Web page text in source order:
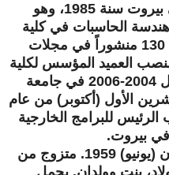
انضم إلى الجامعة الأميركية في بيروت سنة 1985، وهو
وهندسة الحاسبات في كلية
الهندسة والعمارة. لديه أكثر من 130 منشوراً في مجلات
العميد المؤسس لكلية
الهندسة والرئيس المؤسس خلال 2004-2006 في جامعة
الأول (أكتوبر) من عام
الرئيس للبرامج الخارجية
في بيروت.
دياب من مواليد بيروت 1 جزيران (يونيو) 1959. متزوج من